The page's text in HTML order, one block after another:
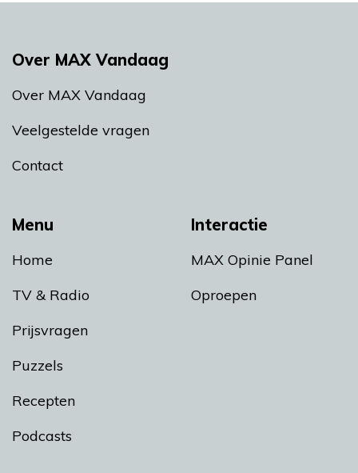
Menu
Home
TV & Radio
Prijsvragen
Puzzels
Recepten
Podcasts
Interactie
MAX Opinie Panel
Oproepen
Over MAX Vandaag
Over MAX Vandaag
Veelgestelde vragen
Contact